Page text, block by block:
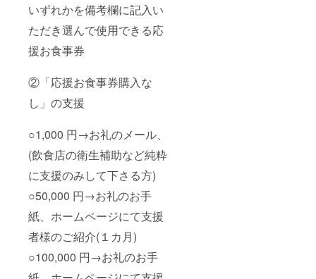
いずれかを備考欄に記入い
ただき選んで使用できる応
援お食事券
②「応援お食事券購入な
し」の支援
○1,000 円→お礼のメール、
(飲食店の衛生補助など純粋
に支援のみして下さる方)
○50,000 円→お礼のお手
紙、ホームページにて支援
者様のご紹介(１カ月)
○100,000 円→お礼のお手